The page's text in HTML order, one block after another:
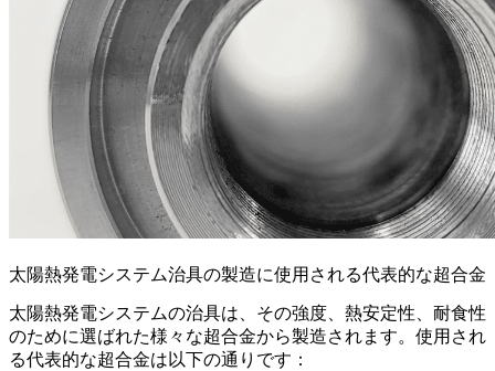
太陽熱発電システム治具の製造に使用される代表的な超合金
太陽熱発電システムの治具は、その強度、熱安定性、耐食性
のために選ばれた様々な超合金から製造されます。使用され
る代表的な超合金は以下の通りです：